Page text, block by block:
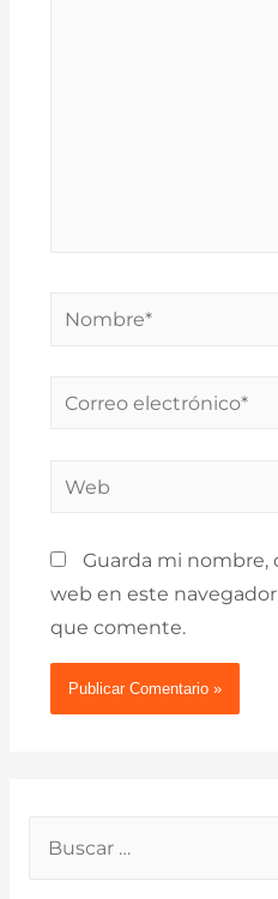
Nombre*
Correo
Web
Guarda mi nombre,
web en este
que comente.